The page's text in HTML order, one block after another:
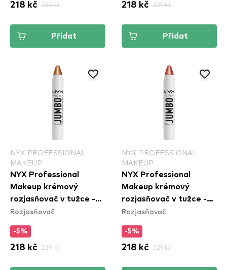
218 kč 229 kč
Přidat
218 kč 229 kč
Přidat
NYX PROFESSIONAL
MAKEUP
NYX Professional
Makeup krémový
rozjasňovač v tužce -
Jumbo Multi-Use
Apple Pie (JHS05)
Rozjasňovač
-5%
218 kč 229 kč
NYX PROFESSIONAL
MAKEUP
NYX Professional
Makeup krémový
rozjasňovač v tužce -
Jumbo Multi-Use
Lemon Merringue
(JHS03)
Rozjasňovač
-5%
218 kč 229 kč